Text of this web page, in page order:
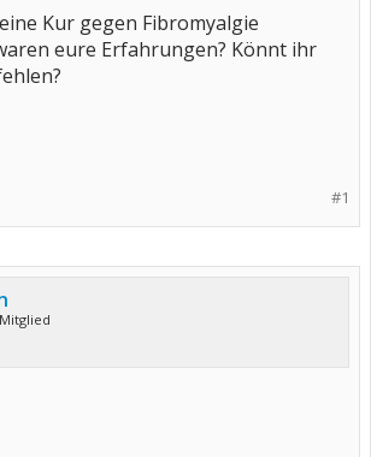
Kur gegen Fibromyalgie
eure Erfahrungen? Könnt ihr
#1